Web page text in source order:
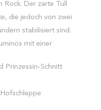
Rock. Der zarte Tüll
die jedoch von zwei
stabilisiert sind.
mit einer
Prinzessin-Schnitt